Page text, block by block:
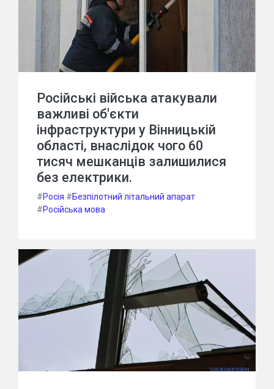
Російські війська атакували
важливі об'єкти
інфраструктури у Вінницькій
області, внаслідок чого 60
тисяч мешканців залишилися
без електрики.
#Росія #Безпілотний літальний апарат
#Російська мова